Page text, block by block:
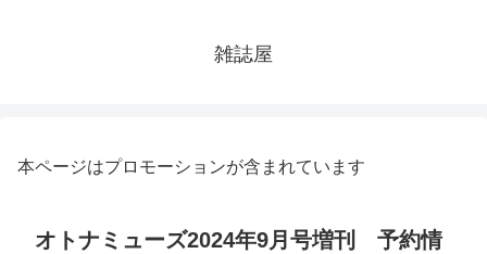
雑誌屋
本ページはプロモーションが含まれています
オトナミューズ2024年9月号増刊 予約情